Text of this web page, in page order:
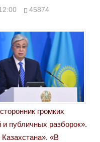
45874
громких
и публичных разборок».
«В